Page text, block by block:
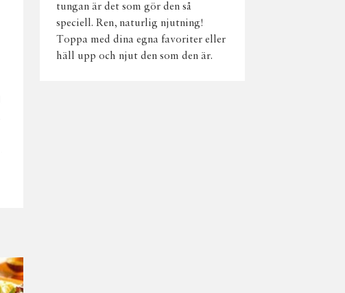
tungan är det som gör den så
speciell. Ren, naturlig njutning!
Toppa med dina egna favoriter eller
häll upp och njut den som den är.